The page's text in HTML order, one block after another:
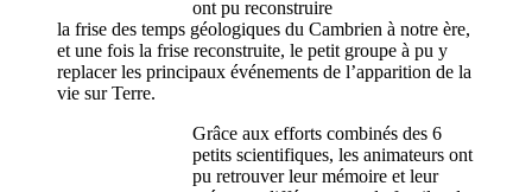
ont pu reconstruire
la frise des temps géologiques du Cambrien à notre ère,
et une fois la frise reconstruite, le petit groupe à pu y
replacer les principaux événements de l’apparition de la
vie sur Terre.
Grâce aux efforts combinés des 6
petits scientifiques, les animateurs ont
pu retrouver leur mémoire et leur